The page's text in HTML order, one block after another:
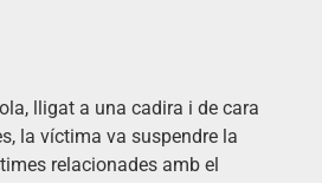
lligat a una cadira i de cara
la víctima va suspendre la
relacionades amb el